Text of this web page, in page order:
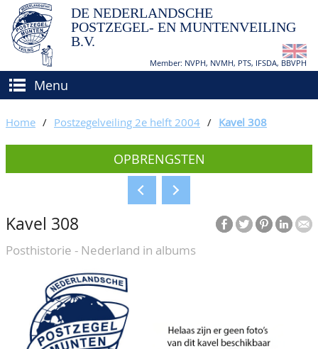
DE NEDERLANDSCHE
POSTZEGEL- EN MUNTENVEILING
B.V.
Member: NVPH, NVMH, PTS, IFSDA, BBVPH
Menu
(VER)KOPEN
Hoe verkopen?
Voorwaarden
BIEDEN
CATALOGI/OPBRENGSTEN
KEURINGSDIENST
AGENDA
OVER ONS
Ons Team
CONTACT
Home / Postzegelveiling 2e helft 2004 / Kavel 308
OPBRENGSTEN
Kavel 308
Posthistorie - Nederland in albums